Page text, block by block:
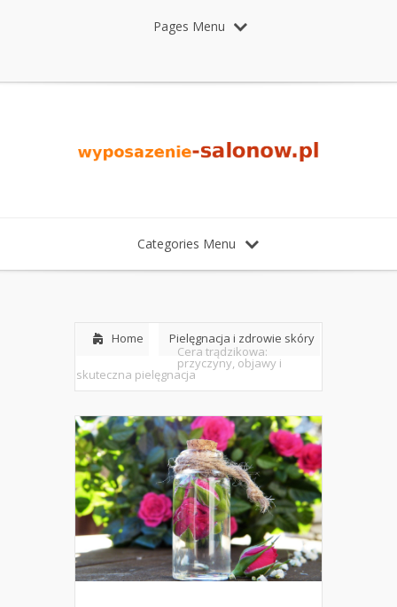
Pages Menu
Categories Menu
Home
Pielęgnacja i zdrowie skóry
Cera trądzikowa:
przyczyny, objawy i
skuteczna pielęgnacja